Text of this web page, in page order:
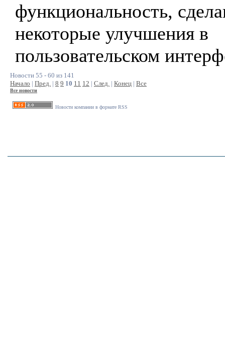
функциональность,
некоторые улучшения в
пользовательском
Новости 55 - 60 из 141
Начало | Пред. | 8 9 10 11 12 | След. | Конец | Все
Все новости
Новости компании в формате RSS